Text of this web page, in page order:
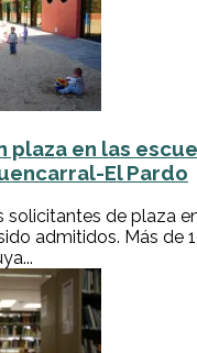
plaza en las
El Pardo
solicitantes de plaza
admitidos. Más de